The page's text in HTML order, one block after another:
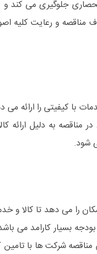
جلوگیری می کند
مناقصه و رعایت کلیه
با کیفیتی را ارائه
در مناقصه به دلیل
شود.
را می دهد تا کالا و
بسیار کارامد می
شرکت ها با